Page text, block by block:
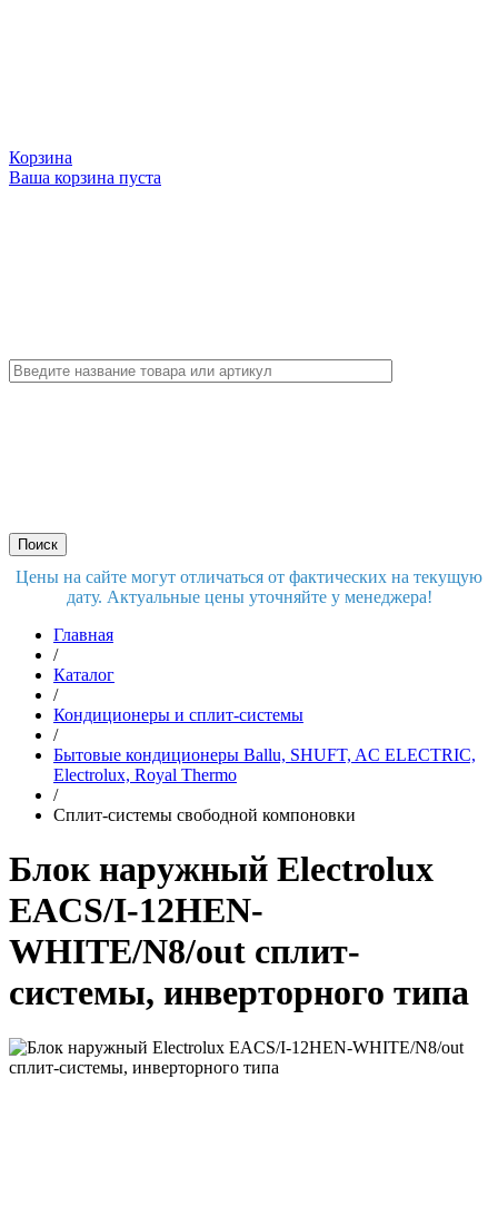
Корзина
Ваша корзина пуста
Цены на сайте могут отличаться от фактических на текущую
дату. Актуальные цены уточняйте у менеджера!
Главная
/
Каталог
/
Кондиционеры и сплит-системы
/
Бытовые кондиционеры Ballu, SHUFT, AC ELECTRIC,
Electrolux, Royal Thermo
/
Сплит-системы свободной компоновки
Блок наружный Electrolux
EACS/I-12HEN-
WHITE/N8/out сплит-
системы, инверторного типа